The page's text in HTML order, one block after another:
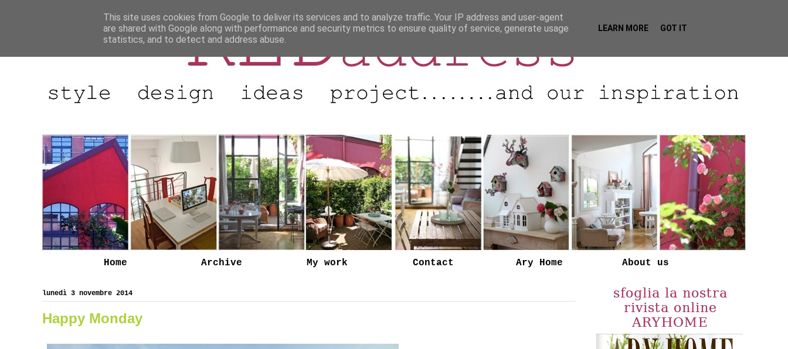
Home Archive My work Contact Ary Home About us
lunedì 3 novembre 2014
Happy Monday
This site uses cookies from Google to deliver its services and to analyze traffic. Your IP address and user-agent
are shared with Google along with performance and security metrics to ensure quality of service, generate usage
statistics, and to detect and address abuse.
LEARN MORE GOT IT